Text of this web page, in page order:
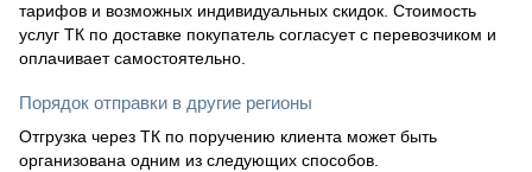
тарифов и возможных индивидуальных скидок. Стоимость
услуг ТК по доставке покупатель согласует с перевозчиком и
оплачивает самостоятельно.
Порядок отправки в другие регионы
Отгрузка через ТК по поручению клиента может быть
организована одним из следующих способов.